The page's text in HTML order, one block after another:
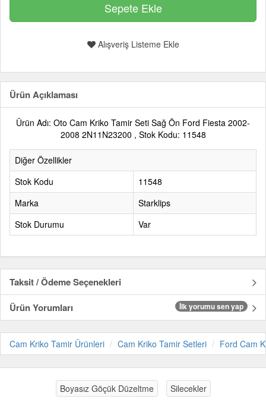
Alışveriş Listeme Ekle
Ürün Açıklaması
Ürün Adı: Oto Cam Kriko Tamir Seti Sağ Ön Ford Fiesta 2002-
2008 2N11N23200 , Stok Kodu: 11548
Diğer Özellikler
Stok Kodu
11548
Marka
Starklips
Stok Durumu
Var
Taksit / Ödeme Seçenekleri
Ürün Yorumları
İlk yorumu sen yap
Cam Kriko Tamir Ürünleri Cam Kriko Tamir Setleri Ford Cam
Boyasız Göçük Düzeltme Silecekler